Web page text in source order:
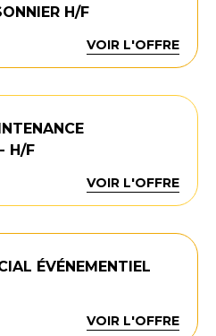
H/F
VOIR L'OFFRE
H/F
VOIR L'OFFRE
ÉVÉNEMENTIEL
VOIR L'OFFRE